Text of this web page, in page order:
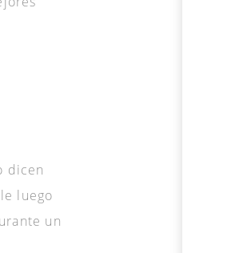
dicen
luego
un